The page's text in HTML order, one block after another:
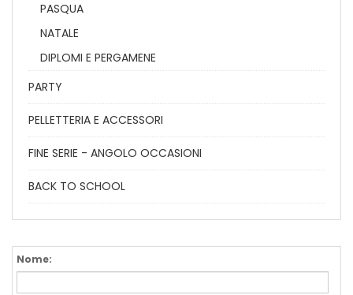
PASQUA
NATALE
DIPLOMI E PERGAMENE
PARTY
PELLETTERIA E ACCESSORI
FINE SERIE - ANGOLO OCCASIONI
BACK TO SCHOOL
Nome: